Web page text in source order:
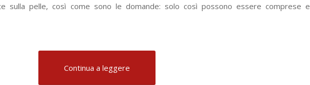
sulla pelle, così come sono le domande: solo così possono essere comprese e
Continua a leggere